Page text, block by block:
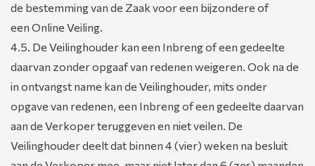
de bestemming van de Zaak voor een bijzondere of
een Online Veiling.
4.5. De Veilinghouder kan een Inbreng of een gedeelte
daarvan zonder opgaaf van redenen weigeren. Ook na de
in ontvangst name kan de Veilinghouder, mits onder
opgave van redenen, een Inbreng of een gedeelte daarvan
aan de Verkoper teruggeven en niet veilen. De
Veilinghouder deelt dat binnen 4 (vier) weken na besluit